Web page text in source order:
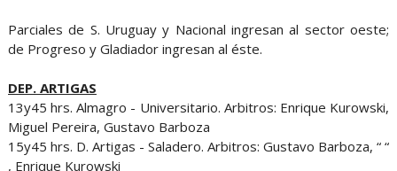
Parciales de S. Uruguay y Nacional ingresan al sector oeste;
de Progreso y Gladiador ingresan al éste.
DEP. ARTIGAS
13y45 hrs. Almagro - Universitario. Arbitros: Enrique Kurowski,
Miguel Pereira, Gustavo Barboza
15y45 hrs. D. Artigas - Saladero. Arbitros: Gustavo Barboza, “ “
, Enrique Kurowski